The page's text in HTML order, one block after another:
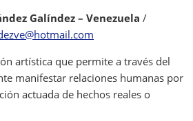
Galíndez – Venezuela /
artística que permite a través del
manifestar relaciones humanas por
actuada de hechos reales o